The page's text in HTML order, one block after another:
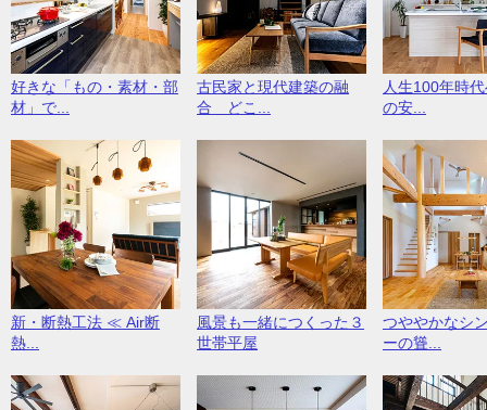
好きな「もの・素材・部
材」で...
古民家と現代建築の融
合 どこ...
人生100年時
の安...
新・断熱工法 ≪ Air断
熱...
風景も一緒につくった３
世帯平屋
つややかなシ
ーの聳...